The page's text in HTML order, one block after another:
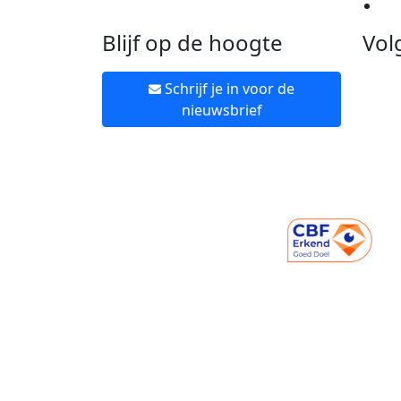
Blijf op de hoogte
Schrijf je in voor de
nieuwsbrief